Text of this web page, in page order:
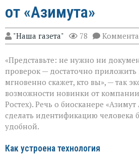
от «Азимута»
"Наша газета" 78
«Представьте: не нужно ни
проверок — достаточно приложить
мгновенно скажет, кто вы», — так
возможности новинки от
Ростех). Речь о биосканере
сделать идентификацию человека
удобной.
Как устроена технология